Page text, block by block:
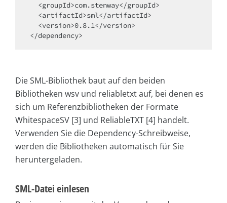
</dependency>
Die SML-Bibliothek baut auf den beiden
Bibliotheken wsv und reliabletxt auf, bei denen es
sich um Referenzbibliotheken der Formate
WhitespaceSV [3] und ReliableTXT [4] handelt.
Verwenden Sie die Dependency-Schreibweise,
werden die Bibliotheken automatisch für Sie
heruntergeladen.
SML-Datei einlesen